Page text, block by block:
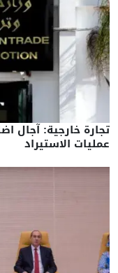
تجارة خارجية: آجال
عمليات الاستيراد